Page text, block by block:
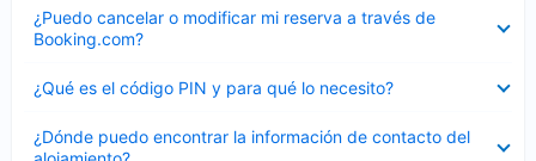
¿Puedo cancelar o modificar mi reserva a través de
Booking.com?
cerrado
¿Qué es el código PIN y para qué lo necesito?
cerrado
¿Dónde puedo encontrar la información de contacto del
cerrado